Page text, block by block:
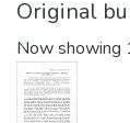
Original
Now showing